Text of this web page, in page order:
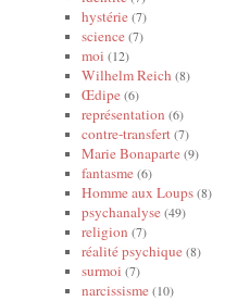
hystérie(7)
science(7)
moi (12)
Wilhelm Reich (8)
Œdipe(6)
représentation (6)
contre-transfert(7)
Marie Bonaparte(9)
fantasme(6)
Homme aux Loups(8)
psychanalyse(49)
religion (7)
réalité psychique(8)
surmoi (7)
narcissisme(10)